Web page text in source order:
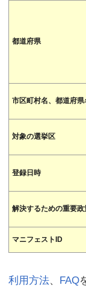
都道府県
市区町村名、都道府県
対象の選挙区
登録日時
解決するための重要政
マニフェストID
利用方法、 FAQ